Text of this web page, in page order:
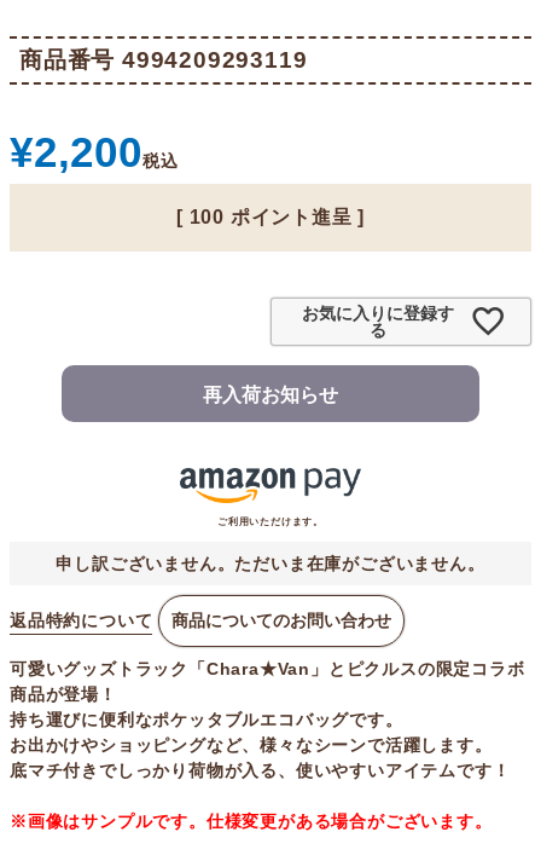
商品番号 4994209293119
¥2,200税込
[ 100 ポイント進呈 ]
お気に入りに登録す
る
再入荷お知らせ
ご利用いただけます。
申し訳ございません。ただいま在庫がございません。
返品特約について 商品についてのお問い合わせ
可愛いグッズトラック「Chara★Van」とピクルスの限定コラボ
商品が登場！
持ち運びに便利なポケッタブルエコバッグです。
お出かけやショッピングなど、様々なシーンで活躍します。
底マチ付きでしっかり荷物が入る、使いやすいアイテムです！
※画像はサンプルです。仕様変更がある場合がございます。